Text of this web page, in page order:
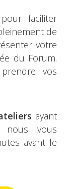
faciliter
de
votre
du Forum.
vos
ayant
nous vous
avant le